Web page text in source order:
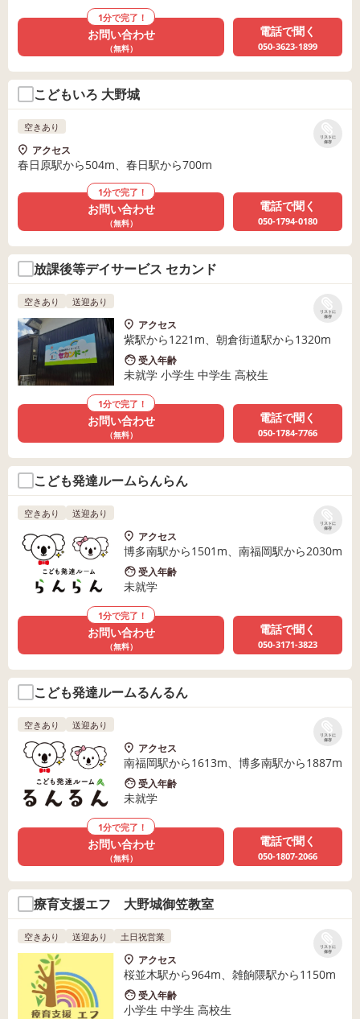
1分で完了！
お問い合わせ
（無料）
電話で聞く
050-3623-1899
こどもいろ 大野城
リストに
保存
空きあり
アクセス
春日原駅から504m、春日駅から700m
1分で完了！
お問い合わせ
（無料）
電話で聞く
050-1794-0180
放課後等デイサービス セカンド
リストに
保存
空きあり 送迎あり
アクセス
紫駅から1221m、朝倉街道駅から1320m
受入年齢
未就学 小学生 中学生 高校生
1分で完了！
お問い合わせ
（無料）
電話で聞く
050-1784-7766
こども発達ルームらんらん
リストに
保存
空きあり 送迎あり
アクセス
博多南駅から1501m、南福岡駅から2030m
受入年齢
未就学
1分で完了！
お問い合わせ
（無料）
電話で聞く
050-3171-3823
こども発達ルームるんるん
リストに
保存
空きあり 送迎あり
アクセス
南福岡駅から1613m、博多南駅から1887m
受入年齢
未就学
1分で完了！
お問い合わせ
（無料）
電話で聞く
050-1807-2066
療育支援エフ 大野城御笠教室
リストに
保存
空きあり 送迎あり 土日祝営業
アクセス
桜並木駅から964m、雑餉隈駅から1150m
受入年齢
小学生 中学生 高校生